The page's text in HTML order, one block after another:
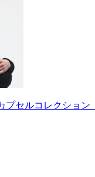
プセルコレクション